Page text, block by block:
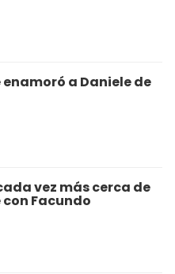
a Daniele de
vez más cerca de
Facundo